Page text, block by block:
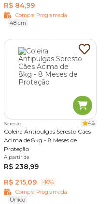
R$ 84,99
Compra Programada
48 cm
Seresto 4.8
Coleira Antipulgas Seresto Cães
Acima de 8kg - 8 Meses de
Proteção
A partir de
R$ 238,99
R$ 215,09
-10%
Compra Programada
Único